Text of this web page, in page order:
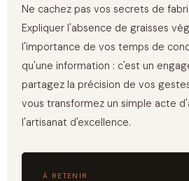
Ne cachez pas vos secrets de
Expliquer l'absence de graisses
l'importance de vos temps de
qu'une information : c'est un
partagez la précision de vos
vous transformez un simple acte
l'artisanat d'excellence.
À RETENIR